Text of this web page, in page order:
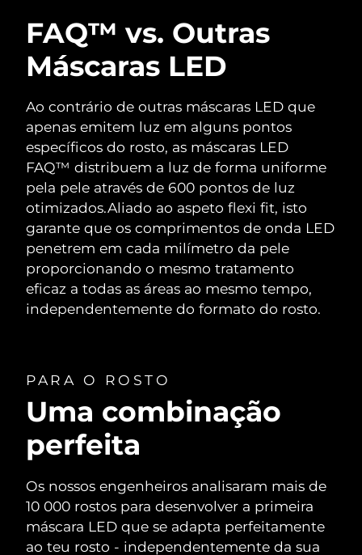
FAQ™ vs. Outras
Máscaras LED
Ao contrário de outras máscaras LED que
apenas emitem luz em alguns pontos
específicos do rosto, as máscaras LED
FAQ™ distribuem a luz de forma uniforme
pela pele através de 600 pontos de luz
otimizados.Aliado ao aspeto flexi fit, isto
garante que os comprimentos de onda LED
penetrem em cada milímetro da pele
proporcionando o mesmo tratamento
eficaz a todas as áreas ao mesmo tempo,
independentemente do formato do rosto.
PARA O ROSTO
Uma combinação
perfeita
Os nossos engenheiros analisaram mais de
10 000 rostos para desenvolver a primeira
máscara LED que se adapta perfeitamente
ao teu rosto - independentemente da sua